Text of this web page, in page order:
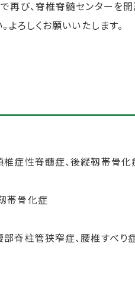
再び、脊椎脊髄センターを
よろしくお願いいたします。
椎症性脊髄症、後縦靱帯骨化
帯骨化症
脊柱管狭窄症、腰椎すべり